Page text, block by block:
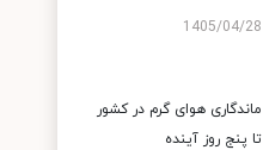
1405/04/28
ماندگاری هوای گرم در کشور
تا پنج روز آینده